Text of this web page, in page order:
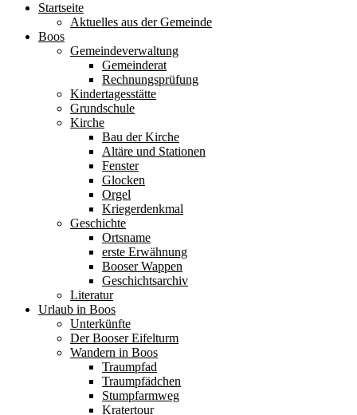
Startseite
Aktuelles aus der Gemeinde
Boos
Gemeindeverwaltung
Gemeinderat
Rechnungsprüfung
Kindertagesstätte
Grundschule
Kirche
Bau der Kirche
Altäre und Stationen
Fenster
Glocken
Orgel
Kriegerdenkmal
Geschichte
Ortsname
erste Erwähnung
Booser Wappen
Geschichtsarchiv
Literatur
Urlaub in Boos
Unterkünfte
Der Booser Eifelturm
Wandern in Boos
Traumpfad
Traumpfädchen
Stumpfarmweg
Kratertour